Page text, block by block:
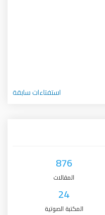
استفتاءات سابقة
876
المقالات
24
المكتبة الصوتية